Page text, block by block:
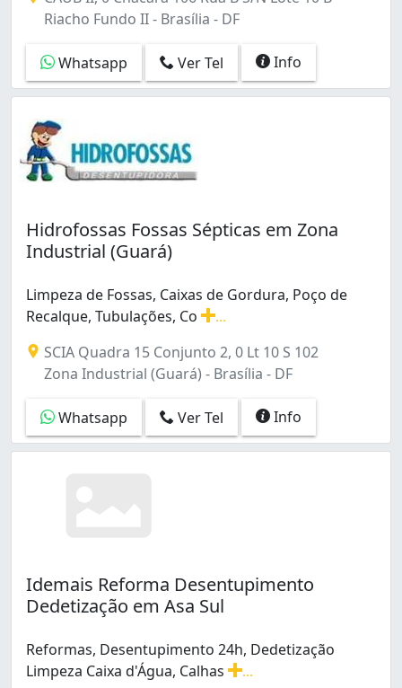
Setor Industrial (Taguatinga) (2)
Setor de Habitações Individuais Norte (2)
Setor de Habitações Individuais Sul (3)
Sobradinho (7)
Sul (Águas Claras) (1)
Taguatinga (5)
Taguatinga Centro (Taguatinga) (1)
Taguatinga Sul (Taguatinga) (1)
Vicente Pires (1)
Vila São José (Brazlândia) (1)
Zona Industrial (Guará) (1)
Riacho Fundo II - Brasília - DF
Whatsapp Ver Tel Info
Hidrofossas Fossas Sépticas em Zona
Industrial (Guará)
Limpeza de Fossas, Caixas de Gordura, Poço de
Recalque, Tubulações, Co
SCIA Quadra 15 Conjunto 2, 0 Lt 10 S 102
Zona Industrial (Guará) - Brasília - DF
Whatsapp Ver Tel Info
Idemais Reforma Desentupimento
Dedetização em Asa Sul
Reformas, Desentupimento 24h, Dedetização
Limpeza Caixa d'Água, Calhas